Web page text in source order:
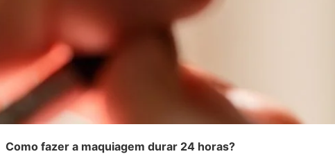
Como fazer a maquiagem durar 24 horas?